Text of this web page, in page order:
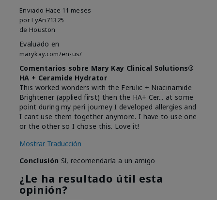
Enviado Hace 11 meses
por LyAn71325
de Houston
Evaluado en
marykay.com/en-us/
Comentarios sobre Mary Kay Clinical Solutions®
HA + Ceramide Hydrator
This worked wonders with the Ferulic + Niacinamide
Brightener (applied first) then the HA+ Cer... at some
point during my peri journey I developed allergies and
I cant use them together anymore. I have to use one
or the other so I chose this. Love it!
Mostrar Traducción
Conclusión Sí, recomendaría a un amigo
¿Le ha resultado útil esta
opinión?